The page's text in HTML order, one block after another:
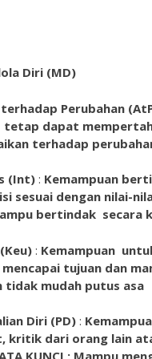
Diri (MD)
Perubahan
dapat
terhadap
(Int) : Kemampuan
sesuai dengan nilai-
bertindak secara
: Kemampuan
tujuan dan
tidak mudah putus asa
Diri (PD) :
kritik dari orang lain